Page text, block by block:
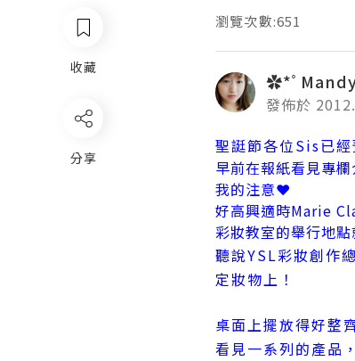
收藏
分享
瀏覽次數:651
✿*ﾟ
發佈於
聖誔節各位Sis已
早前在報紙看見專
我的注意❤
好高興適時Marie
彩妝教室的舉行地
聽說YSL彩妝創作
定妝物上！
桌面上擺放得好整
看見一系列的產品